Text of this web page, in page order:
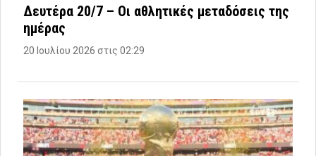
Δευτέρα 20/7 – Οι αθλητικές μεταδόσεις της
ημέρας
20 Ιουλίου 2026 στις 02:29